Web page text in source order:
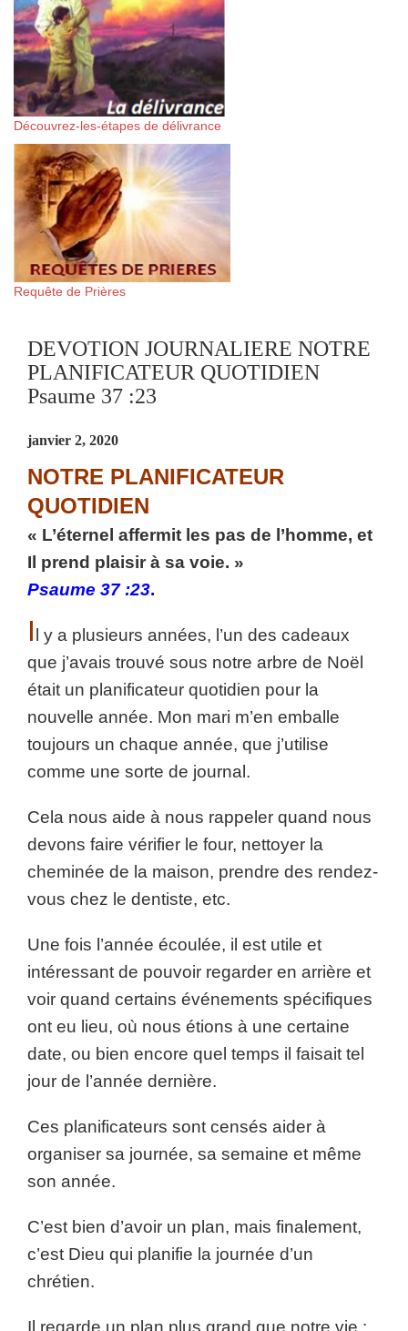
Découvrez-les-étapes de délivrance
Requête de Prières
DEVOTION JOURNALIERE NOTRE
PLANIFICATEUR QUOTIDIEN
Psaume 37 :23
janvier 2, 2020
NOTRE PLANIFICATEUR
QUOTIDIEN
« L’éternel affermit les pas de l’homme, et
Il prend plaisir à sa voie. »
Psaume 37 :23.
I l y a plusieurs années, l’un des cadeaux
que j’avais trouvé sous notre arbre de Noël
était un planificateur quotidien pour la
nouvelle année. Mon mari m’en emballe
toujours un chaque année, que j’utilise
comme une sorte de journal.
Cela nous aide à nous rappeler quand nous
devons faire vérifier le four, nettoyer la
cheminée de la maison, prendre des rendez-
vous chez le dentiste, etc.
Une fois l’année écoulée, il est utile et
intéressant de pouvoir regarder en arrière et
voir quand certains événements spécifiques
ont eu lieu, où nous étions à une certaine
date, ou bien encore quel temps il faisait tel
jour de l’année dernière.
Ces planificateurs sont censés aider à
organiser sa journée, sa semaine et même
son année.
C’est bien d’avoir un plan, mais finalement,
c’est Dieu qui planifie la journée d’un
chrétien.
Il regarde un plan plus grand que notre vie :